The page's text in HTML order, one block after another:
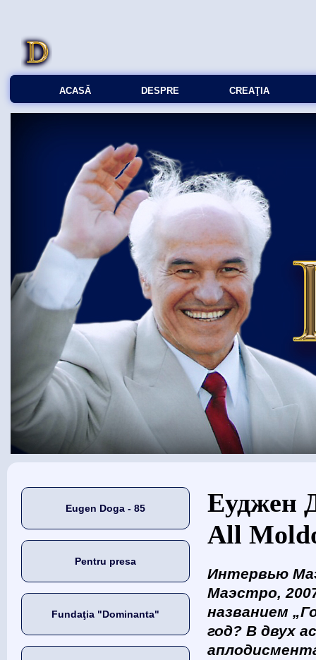
ACASĂ DESPRE CREAŢIA
Eugen Doga - 85
Pentru presa
Fundaţia "Dominanta"
Eşti aici
Еуджен
All
Интервью
Маэстро,
названием
год? В двух